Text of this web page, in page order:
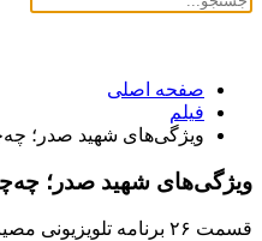
صفحه اصلی
فیلم
ویژگی‌های شهید صدر؛
ویژگی‌های شهید صدر؛
قسمت ٢۶ برنامه تلویزیونی مصیر